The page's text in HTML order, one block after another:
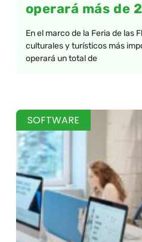
operará más de
En el marco de la Feria de las
culturales y turísticos más
operará un total de
SOFTWARE